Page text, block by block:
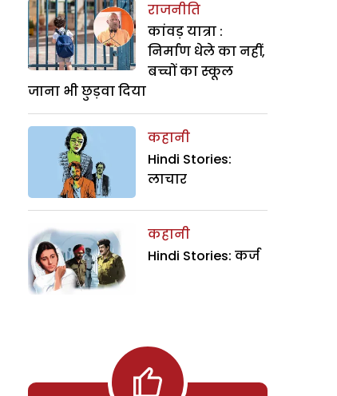
राजनीति
कांवड़ यात्रा :
निर्माण धेले का नहीं,
बच्चों का स्कूल
जाना भी छुड़वा दिया
कहानी
Hindi Stories:
लाचार
कहानी
Hindi Stories: कर्ज